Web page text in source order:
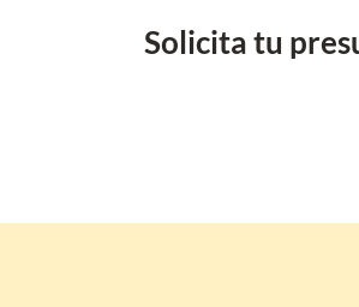
Solicita tu